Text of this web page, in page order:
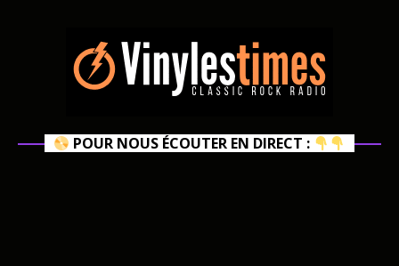
POUR NOUS ÉCOUTER EN DIRECT :